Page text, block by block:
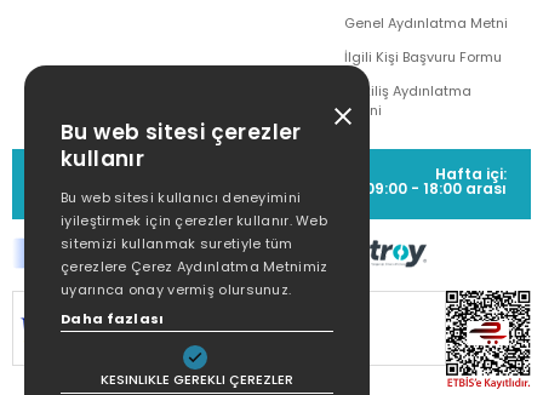
Genel Aydınlatma Metni
İlgili Kişi Başvuru Formu
Çekiliş Aydınlatma
Metni
MÜŞTERİ HİZMETLERİ
(0212) 373 77 00
Hafta içi:
09:00 - 18:00 arası
SİTEMİZ
KORUNMAKTADIR.
Bu web sitesi çerezler
kullanır
Bu web sitesi kullanıcı deneyimini
iyileştirmek için çerezler kullanır. Web
sitemizi kullanmak suretiyle tüm
çerezlere Çerez Aydınlatma Metnimiz
uyarınca onay vermiş olursunuz.
Daha fazlası
KESINLIKLE GEREKLI ÇEREZLER